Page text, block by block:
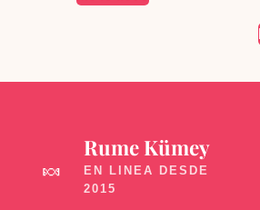
🍬
Rume Kümey